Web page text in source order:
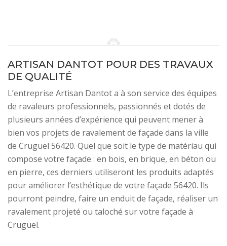
ARTISAN DANTOT POUR DES TRAVAUX
DE QUALITÉ
L’entreprise Artisan Dantot a à son service des équipes
de ravaleurs professionnels, passionnés et dotés de
plusieurs années d’expérience qui peuvent mener à
bien vos projets de ravalement de façade dans la ville
de Cruguel 56420. Quel que soit le type de matériau qui
compose votre façade : en bois, en brique, en béton ou
en pierre, ces derniers utiliseront les produits adaptés
pour améliorer l’esthétique de votre façade 56420. Ils
pourront peindre, faire un enduit de façade, réaliser un
ravalement projeté ou taloché sur votre façade à
Cruguel.